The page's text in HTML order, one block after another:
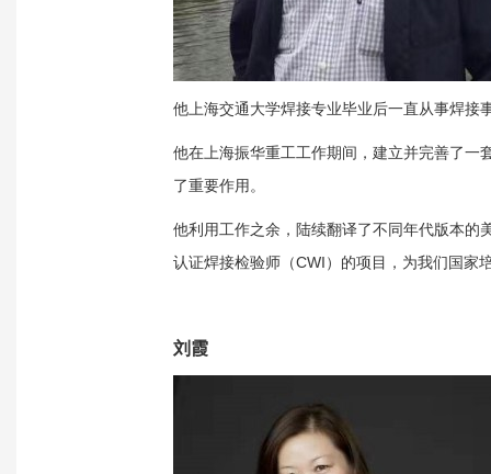
他上海交通大学焊接专业毕业后一直从事焊接
他在上海振华重工工作期间，建立并完善了一
了重要作用。
他利用工作之余，陆续翻译了不同年代版本的
认证焊接检验师（CWI）的项目，为我们国家
刘霞